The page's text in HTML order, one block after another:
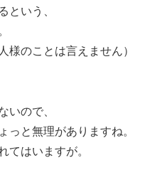
という、
様のことは言えません）
いので、
っと無理がありますね。
てはいますが。